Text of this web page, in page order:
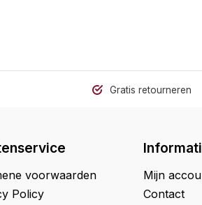
Gratis retourneren
voorwaarden
Policy
Mijn
Contact